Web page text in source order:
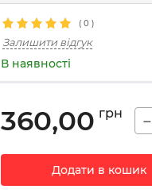
( 0 )
Залишити відгук
В наявності
360,00 грн −
Додати в кошик